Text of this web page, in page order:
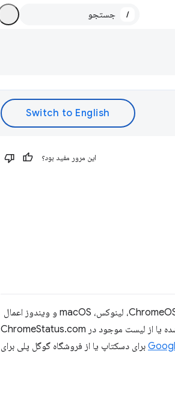
/
این مرور مفید بود؟
مگر اینکه خلاف آن ذکر شده باشد، تغییرات زیر در جدیدترین نسخه کانال بتای کروم برای اندروید، ChromeOS، لینوکس، macOS و ویندوز اعمال
می‌شود. برای کسب اطلاعات بیشتر در مورد ویژگی‌های ذکر شده در اینجا، از طریق لینک‌های ارائه شده یا از لیست موجود در ChromeStatus.com
برای دسکتاپ یا از فروشگاه گوگل پلی برای